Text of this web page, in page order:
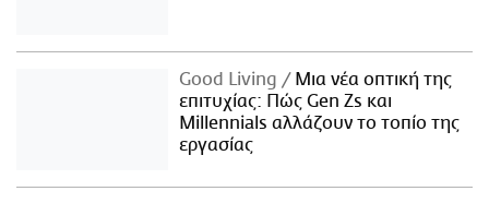
Good Living
Μια νέα οπτική της
επιτυχίας: Πώς Gen Zs και
Millennials αλλάζουν το τοπίο της
εργασίας